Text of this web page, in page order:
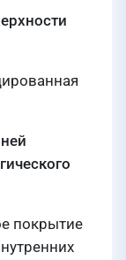
покрытие